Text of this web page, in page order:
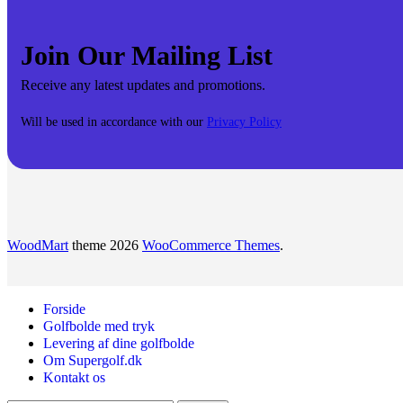
Join Our Mailing List
Receive any latest updates and promotions.
Will be used in accordance with our Privacy Policy
WoodMart theme 2026 WooCommerce Themes.
Forside
Golfbolde med tryk
Levering af dine golfbolde
Om Supergolf.dk
Kontakt os